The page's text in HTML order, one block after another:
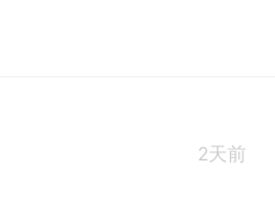
报处理。
品，关水电门窗。
2天前